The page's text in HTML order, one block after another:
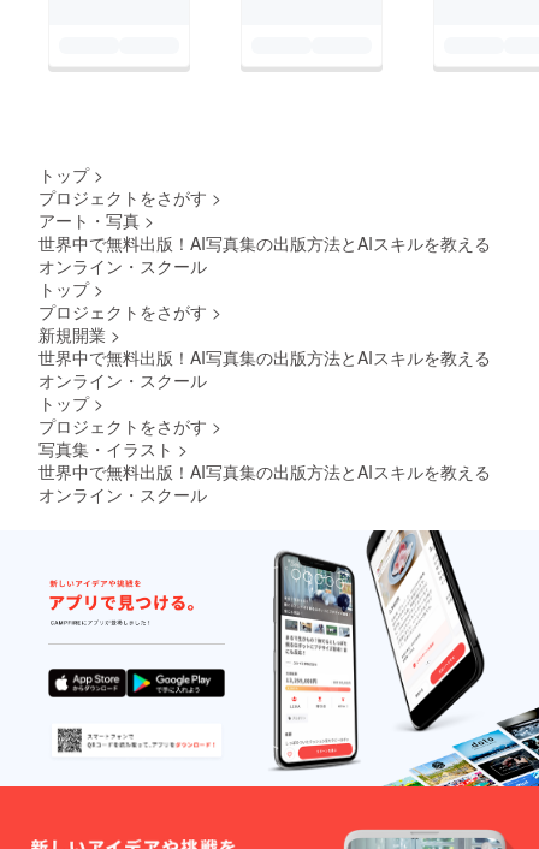
トップ >
プロジェクトをさがす >
アート・写真 >
世界中で無料出版！AI写真集の出版方法とAIスキルを教える
オンライン・スクール
トップ >
プロジェクトをさがす >
新規開業 >
世界中で無料出版！AI写真集の出版方法とAIスキルを教える
オンライン・スクール
トップ >
プロジェクトをさがす >
写真集・イラスト >
世界中で無料出版！AI写真集の出版方法とAIスキルを教える
オンライン・スクール